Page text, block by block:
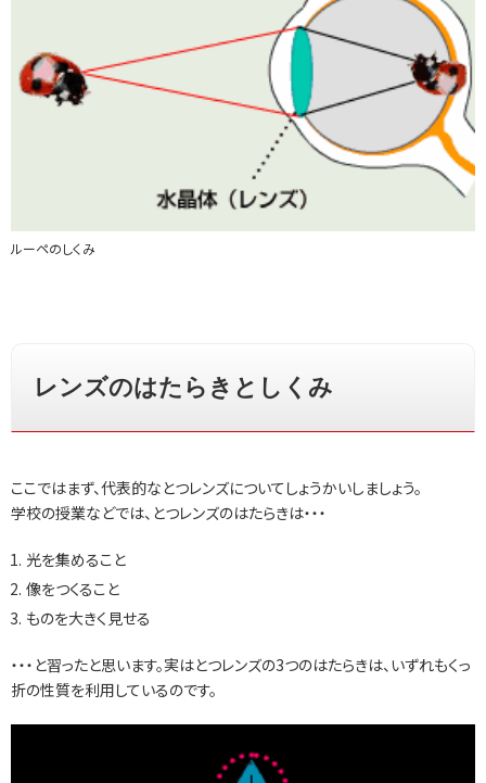
ルーペのしくみ
レンズのはたらきとしくみ
ここではまず、代表的なとつレンズについてしょうかいしましょう。
学校の授業などでは、とつレンズのはたらきは・・・
光を集めること
像をつくること
ものを大きく見せる
・・・と習ったと思います。実はとつレンズの3つのはたらきは、いずれもくっ
折の性質を利用しているのです。